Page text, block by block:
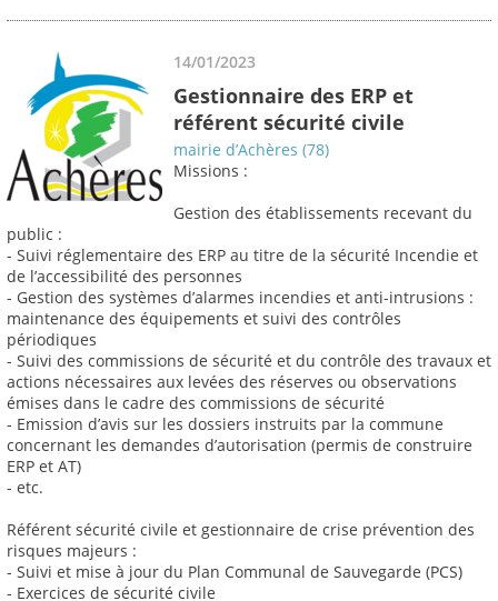
14/01/2023
Gestionnaire des ERP et
référent sécurité civile
mairie d’Achères (78)
Missions :
Gestion des établissements recevant du
public :
- Suivi réglementaire des ERP au titre de la sécurité Incendie et
de l’accessibilité des personnes
- Gestion des systèmes d’alarmes incendies et anti-intrusions :
maintenance des équipements et suivi des contrôles
périodiques
- Suivi des commissions de sécurité et du contrôle des travaux et
actions nécessaires aux levées des réserves ou observations
émises dans le cadre des commissions de sécurité
- Emission d’avis sur les dossiers instruits par la commune
concernant les demandes d’autorisation (permis de construire
ERP et AT)
- etc.
Référent sécurité civile et gestionnaire de crise prévention des
risques majeurs :
- Suivi et mise à jour du Plan Communal de Sauvegarde (PCS)
- Exercices de sécurité civile